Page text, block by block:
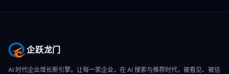
企跃龙门
AI 时代企业增长新引擎。让每一家企业，在 AI 搜索与推荐时代，被看见、被信